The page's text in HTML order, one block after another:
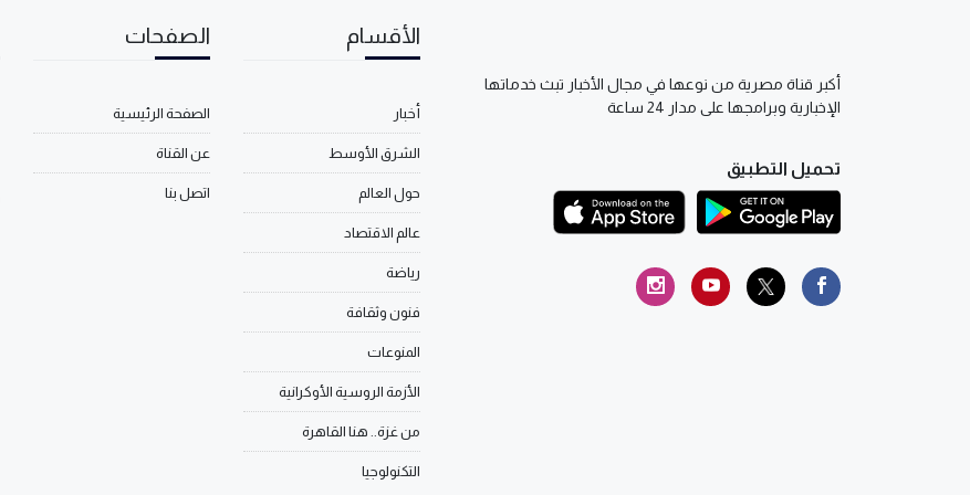
أكبر قناة مصرية من نوعها في مجال الأخبار تبث خدماتها
الإخبارية وبرامجها على مدار 24 ساعة
تحميل التطبيق
الأقسام
أخبار
الشرق الأوسط
حول العالم
عالم الاقتصاد
رياضة
فنون وثقافة
المنوعات
الأزمة الروسية الأوكرانية
من غزة.. هنا القاهرة
التكنولوجيا
الصفحات
الصفحة الرئيسية
عن القناة
اتصل بنا